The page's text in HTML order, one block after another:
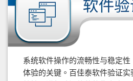
系统软件操作的流畅性与稳定
体验的关键。百佳泰软件验证